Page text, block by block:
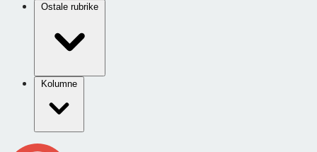
Ostale rubrike
Kolumne